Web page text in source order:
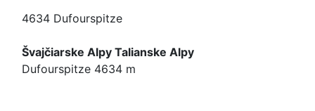
4634 Dufourspitze
Švajčiarske Alpy Talianske Alpy
Dufourspitze 4634 m